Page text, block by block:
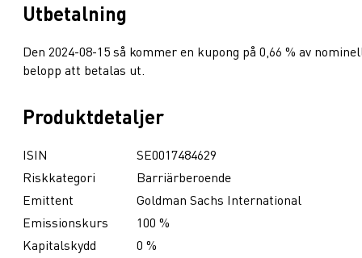
Utbetalning
Den 2024-08-15 så kommer en kupong på 0,66 % av
belopp att betalas ut.
Produktdetaljer
ISIN
SE0017484629
Riskkategori
Barriärberoende
Emittent
Goldman Sachs International
Emissionskurs
100 %
Kapitalskydd
0 %